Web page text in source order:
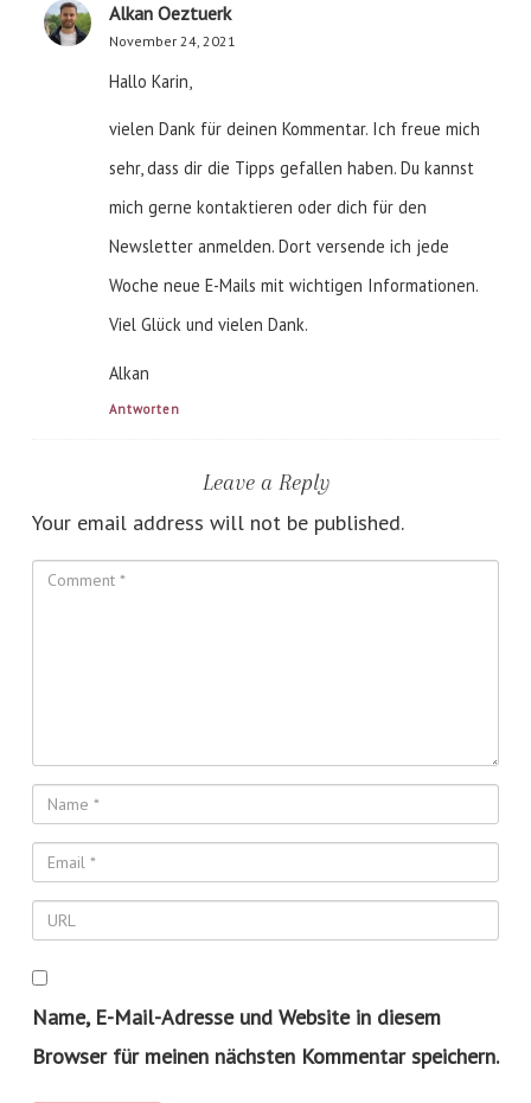
Alkan Oeztuerk
November 24, 2021
Hallo Karin,
vielen Dank für deinen Kommentar. Ich freue mich
sehr, dass dir die Tipps gefallen haben. Du kannst
mich gerne kontaktieren oder dich für den
Newsletter anmelden. Dort versende ich jede
Woche neue E-Mails mit wichtigen Informationen.
Viel Glück und vielen Dank.
Alkan
Antworten
Leave a Reply
Your email address will not be published.
Name, E-Mail-Adresse und Website in diesem
Browser für meinen nächsten Kommentar speichern.